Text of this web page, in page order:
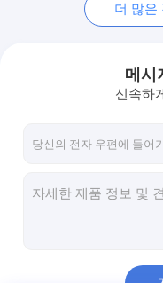
타이어 교환자 와
오토 휠 돌리 와 리
더 많은
메시
신속하